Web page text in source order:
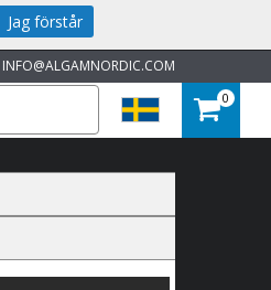
INFO@ALGAMNORDIC.COM
0
Jag förstår